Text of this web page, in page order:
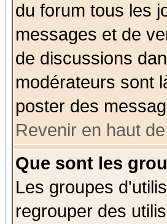
du forum tous les
messages et de
de discussions
modérateurs sont
poster des
Revenir en haut
Que sont les
Les groupes
regrouper des